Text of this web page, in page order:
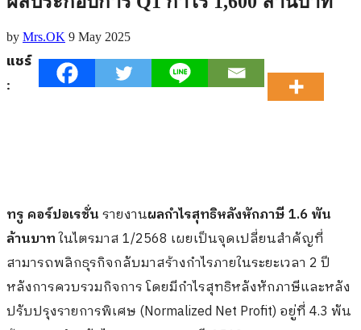
by Mrs.OK 9 May 2025
แชร์
:
ทรู คอร์ปอเรชั่นรายงานผลกำไรสุทธิหลังหักภาษี 1.6 พัน
ล้านบาทในไตรมาส 1/2568 เผยเป็นจุดเปลี่ยนสำคัญที่
สามารถพลิกธุรกิจกลับมาสร้างกำไรภายในระยะเวลา 2 ปี
หลังการควบรวมกิจการ โดยมีกำไรสุทธิหลังหักภาษีและหลัง
ปรับปรุงรายการพิเศษ (Normalized Net Profit) อยู่ที่ 4.3 พัน